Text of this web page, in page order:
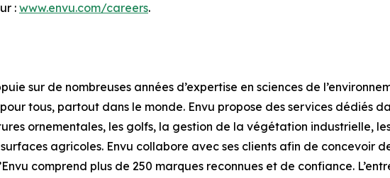
:www.envu.com/careers.
sur de nombreuses années d’expertise en sciences de
tous, partout dans le monde. Envu propose des services dédiés
ornementales, les golfs, la gestion de la végétation industrielle,
agricoles. Envu collabore avec ses clients afin de concevoir
comprend plus de 250 marques reconnues et de confiance.